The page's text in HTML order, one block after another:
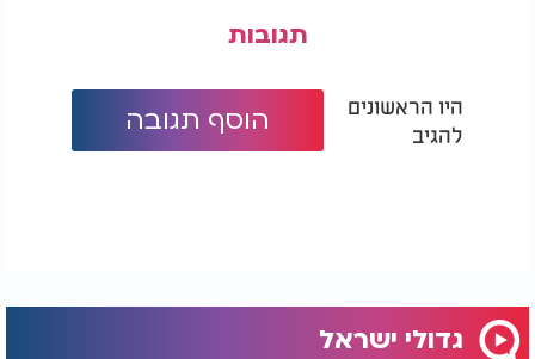
תגובות
היו הראשונים
להגיב
הוסף תגובה
גדולי ישראל